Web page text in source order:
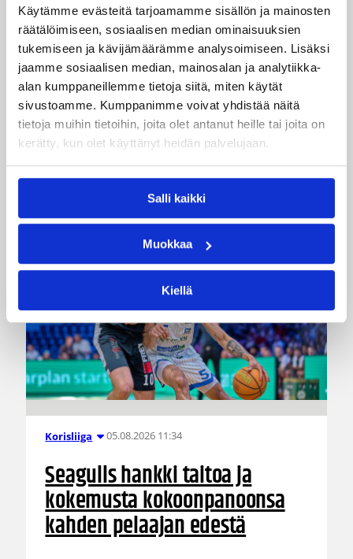
Käytämme evästeitä tarjoamamme sisällön ja mainosten
räätälöimiseen, sosiaalisen median ominaisuuksien
tukemiseen ja kävijämäärämme analysoimiseen. Lisäksi
jaamme sosiaalisen median, mainosalan ja analytiikka-
alan kumppaneillemme tietoja siitä, miten käytät
sivustoamme. Kumppanimme voivat yhdistää näitä
tietoja muihin tietoihin, joita olet antanut heille tai joita on
kerätty, kun olet käyttänyt heidän palvelujaan.
Salli kaikki
Muokkaa
Kiellä
07.08.2026 09:23
Daniel Dolenc KTP-Basketin
haaviin
Dolenc on rakentanut pitkän ammattilaisuran
Suomen lisäksi Ranskassa, Itävallassa,
Liettuassa, Romaniassa, Bosniassa ja viimeksi
Islannissa.
Korisliiga 05.08.2026 11:34
Seagulls hankki taitoa ja
kokemusta kokoonpanoonsa
kahden pelaajan edestä